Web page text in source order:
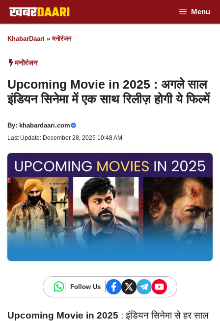
Skip
to
content
Menu
KhabarDaari »मनोरंजन
मनोरंजन
Upcoming Movie in 2025 : अगले साल
इंडियन सिनेमा में एक साथ रिलीज़ होगी ये फिल्में
By: khabardaari.com
Last Update: December 28, 2025 10:48 AM
Follow Us
Upcoming Movie in 2025 : इंडियन सिनेमा से हर साल